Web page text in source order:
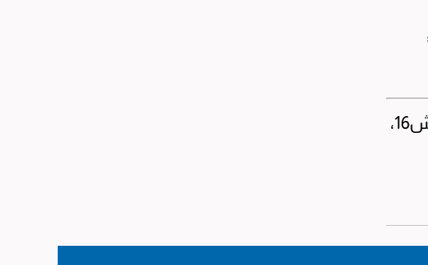
عدنان حمد فهد الجويعد 60 عاما، شيع، الرجال: العزاء في المقبرة، النساء: الخالدية، ق1، ش16،